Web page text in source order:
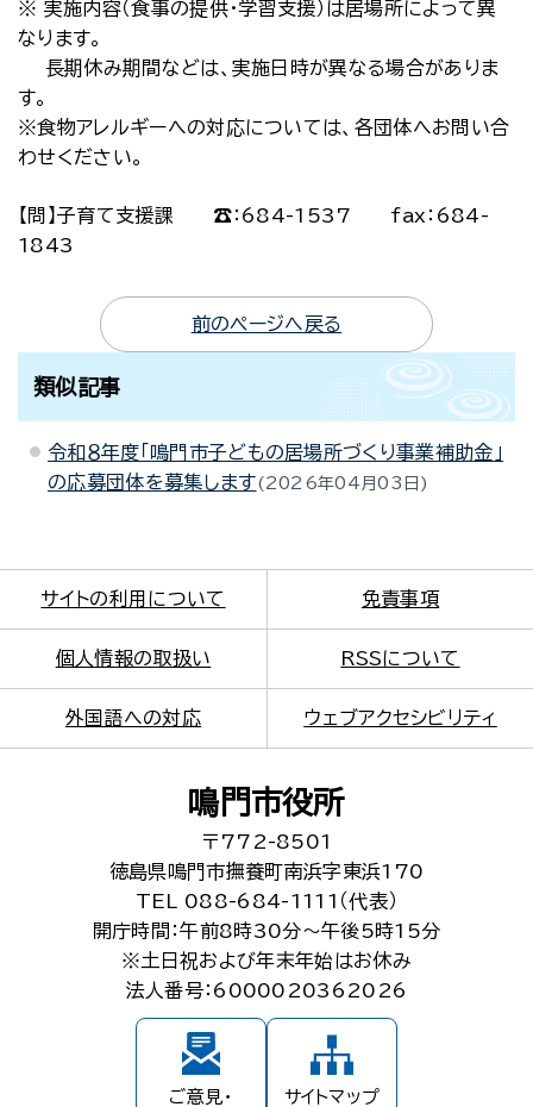
※ 実施内容（食事の提供・学習支援）は居場所によって異
なります。
長期休み期間などは、実施日時が異なる場合がありま
す。
※食物アレルギーへの対応については、各団体へお問い合
わせください。
【問】子育て支援課 ☎：684-1537 fax：684-
1843
前のページへ戻る
類似記事
令和８年度「鳴門市子どもの居場所づくり事業補助金」
の応募団体を募集します
2026年04月03日
サイトの利用について 免責事項
個人情報の取扱い RSSについて
外国語への対応 ウェブアクセシビリティ
鳴門市役所
〒772-8501
徳島県鳴門市撫養町南浜字東浜170
TEL 088-684-1111（代表）
開庁時間：午前8時30分～午後5時15分
※土日祝および年末年始はお休み
法人番号：6000020362026
ご意見・ サイトマップ